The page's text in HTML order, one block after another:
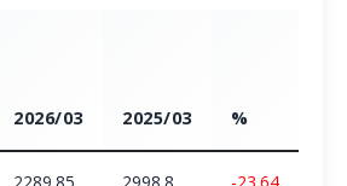
2026/03 2025/03 %